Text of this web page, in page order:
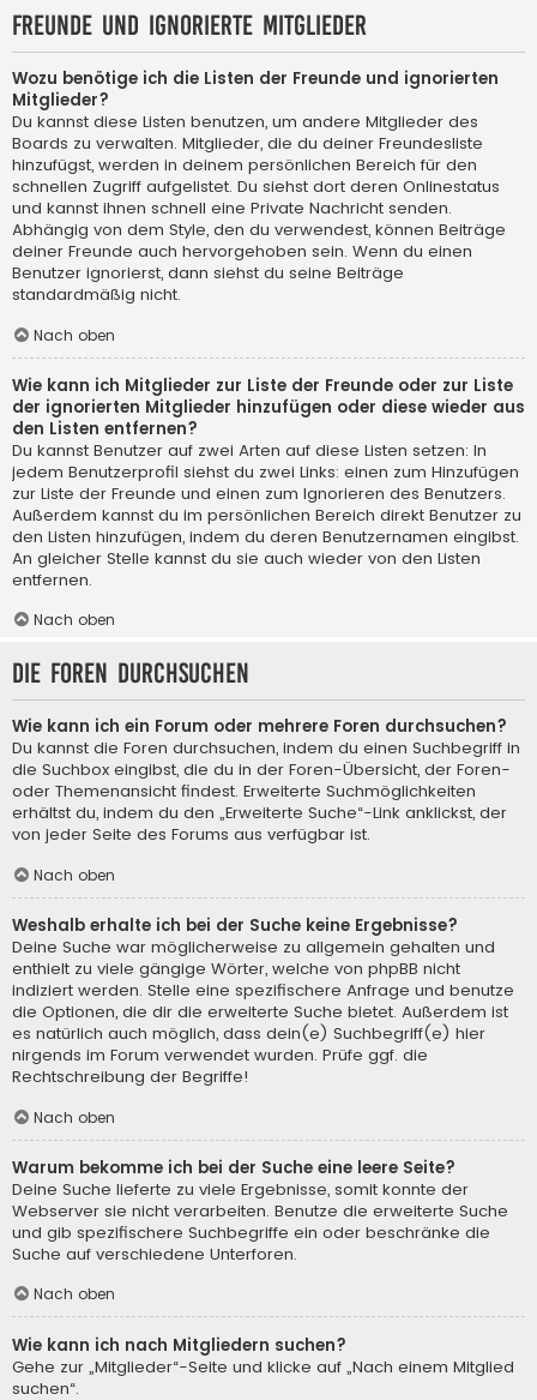
Freunde und ignorierte Mitglieder
Wozu benötige ich die Listen der Freunde und ignorierten
Mitglieder?
Du kannst diese Listen benutzen, um andere Mitglieder des
Boards zu verwalten. Mitglieder, die du deiner Freundesliste
hinzufügst, werden in deinem persönlichen Bereich für den
schnellen Zugriff aufgelistet. Du siehst dort deren Onlinestatus
und kannst ihnen schnell eine Private Nachricht senden.
Abhängig von dem Style, den du verwendest, können Beiträge
deiner Freunde auch hervorgehoben sein. Wenn du einen
Benutzer ignorierst, dann siehst du seine Beiträge
standardmäßig nicht.
Nach oben
Wie kann ich Mitglieder zur Liste der Freunde oder zur Liste
der ignorierten Mitglieder hinzufügen oder diese wieder aus
den Listen entfernen?
Du kannst Benutzer auf zwei Arten auf diese Listen setzen: In
jedem Benutzerprofil siehst du zwei Links: einen zum Hinzufügen
zur Liste der Freunde und einen zum Ignorieren des Benutzers.
Außerdem kannst du im persönlichen Bereich direkt Benutzer zu
den Listen hinzufügen, indem du deren Benutzernamen eingibst.
An gleicher Stelle kannst du sie auch wieder von den Listen
entfernen.
Nach oben
Die Foren durchsuchen
Wie kann ich ein Forum oder mehrere Foren durchsuchen?
Du kannst die Foren durchsuchen, indem du einen Suchbegriff in
die Suchbox eingibst, die du in der Foren-Übersicht, der Foren-
oder Themenansicht findest. Erweiterte Suchmöglichkeiten
erhältst du, indem du den „Erweiterte Suche“-Link anklickst, der
von jeder Seite des Forums aus verfügbar ist.
Nach oben
Weshalb erhalte ich bei der Suche keine Ergebnisse?
Deine Suche war möglicherweise zu allgemein gehalten und
enthielt zu viele gängige Wörter, welche von phpBB nicht
indiziert werden. Stelle eine spezifischere Anfrage und benutze
die Optionen, die dir die erweiterte Suche bietet. Außerdem ist
es natürlich auch möglich, dass dein(e) Suchbegriff(e) hier
nirgends im Forum verwendet wurden. Prüfe ggf. die
Rechtschreibung der Begriffe!
Nach oben
Warum bekomme ich bei der Suche eine leere Seite?
Deine Suche lieferte zu viele Ergebnisse, somit konnte der
Webserver sie nicht verarbeiten. Benutze die erweiterte Suche
und gib spezifischere Suchbegriffe ein oder beschränke die
Suche auf verschiedene Unterforen.
Nach oben
Wie kann ich nach Mitgliedern suchen?
Gehe zur „Mitglieder“-Seite und klicke auf „Nach einem Mitglied
suchen“.